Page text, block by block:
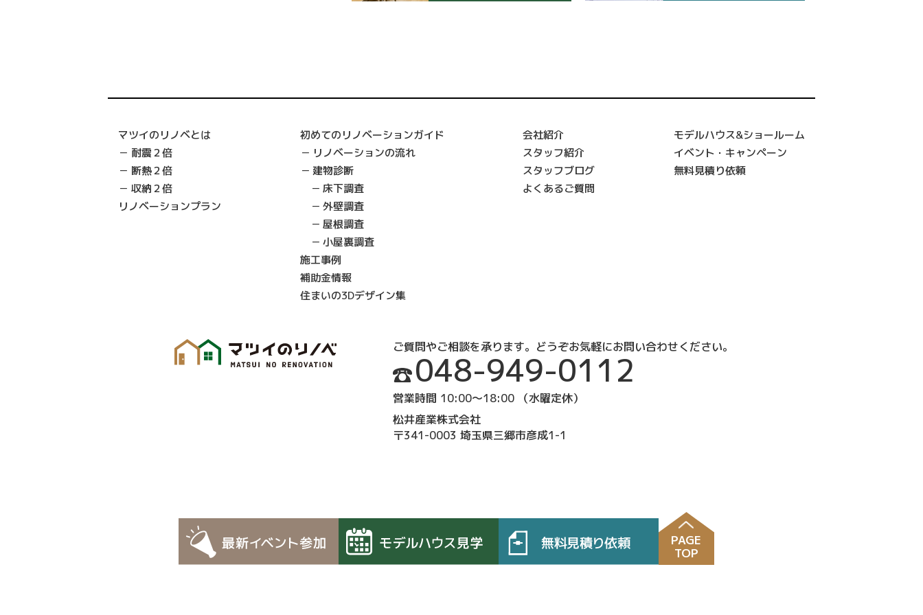
マツイのリノベとは
耐震２倍
断熱２倍
収納２倍
リノベーションプラン
初めてのリノベーションガイド
リノベーションの流れ
建物診断
床下調査
外壁調査
屋根調査
小屋裏調査
施工事例
補助金情報
住まいの3Dデザイン集
会社紹介
スタッフ紹介
スタッフブログ
よくあるご質問
モデルハウス&ショールーム
イベント・キャンペーン
無料見積り依頼
ご質問やご相談を承ります。どうぞお気軽にお問い合わせください。
048-949-0112
営業時間 10:00～18:00 （水曜定休）
松井産業株式会社
〒341-0003 埼玉県三郷市彦成1-1
PAGE
TOP